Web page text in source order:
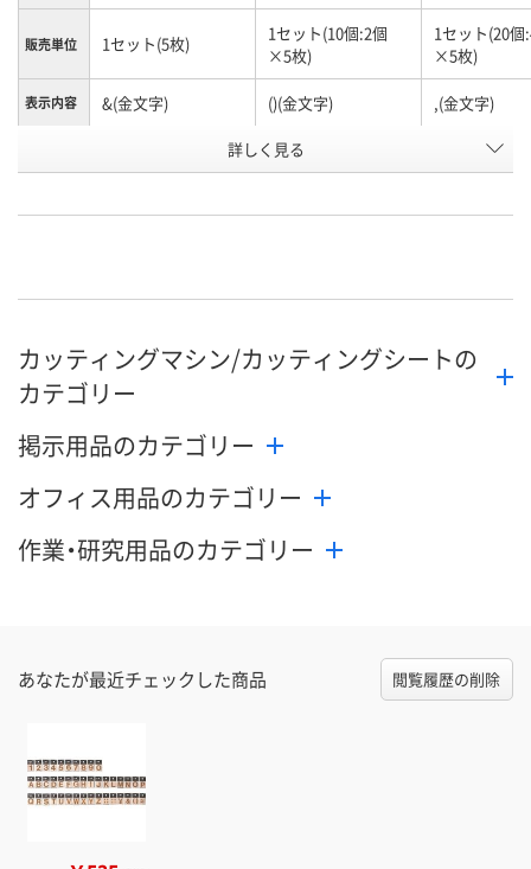
販売単位 1セット(5枚)
1セット(10個:2個
×5枚)
1セット(20個
×5枚)
表示内容 &(金文字) ()(金文字) ,(金文字)
AW76514 AW78412
カゴへ カゴへ カ
詳しく見る
カッティングマシン/カッティングシートの
カテゴリー
掲示用品のカテゴリー
オフィス用品のカテゴリー
作業・研究用品のカテゴリー
あなたが最近チェックした商品 閲覧履歴の削除